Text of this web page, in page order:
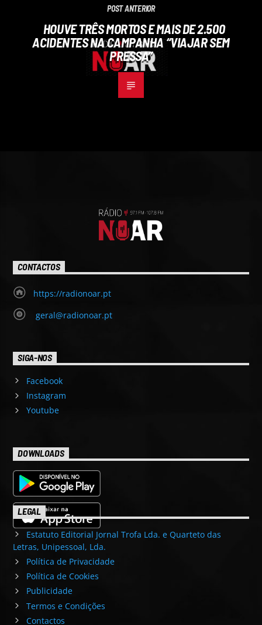
POST ANTERIOR
HOUVE TRÊS MORTOS E MAIS DE 2.500
ACIDENTES NA CAMPANHA “VIAJAR SEM
PRESSA”
CONTACTOS
https://radionoar.pt
geral@radionoar.pt
SIGA-NOS
Facebook
Instagram
Youtube
DOWNLOADS
LEGAL
Estatuto Editorial Jornal Trofa Lda. e Quarteto das
Letras, Unipessoal, Lda.
Política de Privacidade
Política de Cookies
Publicidade
Termos e Condições
Contactos